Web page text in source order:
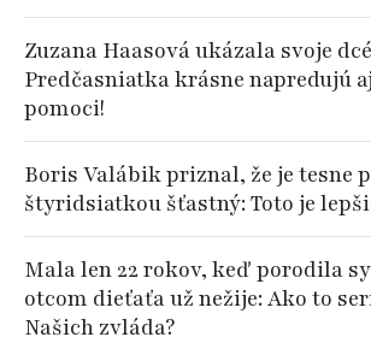
Zuzana Haasová ukázala svoje
Predčasniatka krásne napredujú
pomoci!
Boris Valábik priznal, že je tesne
štyridsiatkou šťastný: Toto je
Mala len 22 rokov, keď porodila
otcom dieťaťa už nežije: Ako to
Našich zvláda?